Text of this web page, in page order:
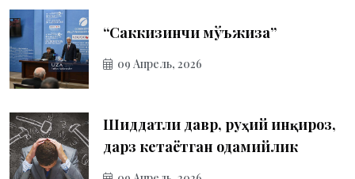
“Саккизинчи мўъжиза”
09 Апрель, 2026
Шиддатли давр, руҳий инқироз,
дарз кетаётган одамийлик